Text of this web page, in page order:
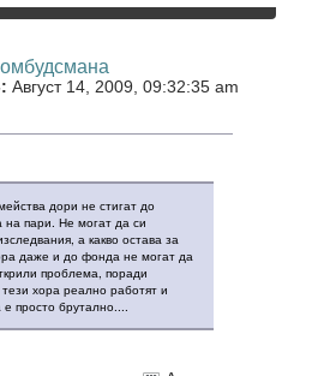
Август 14, 2009, 09:32:35 am
дори не стигат до
на пари. Не могат да си
а какво остава за
даже и до фонда не могат да
проблема, поради
хора реално работят и
просто брутално....